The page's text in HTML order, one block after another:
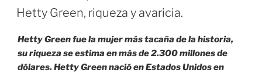
EL
Hetty Green, riqueza y avaricia.
Hetty Green fue la mujer más tacaña de la historia,
su riqueza se estima en más de 2.300 millones de
dólares. Hetty Green nació en Estados Unidos en